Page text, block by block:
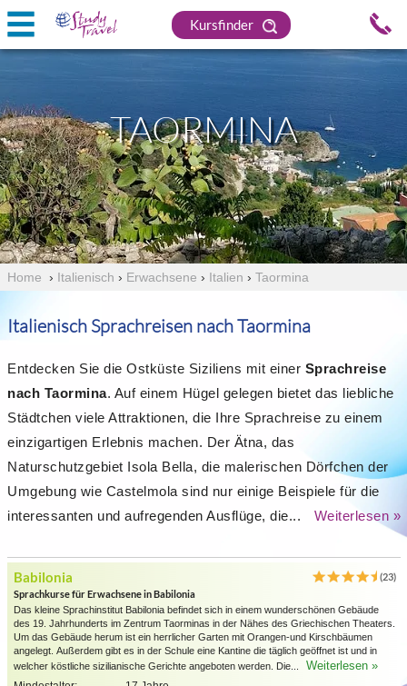
Kursfinder
TAORMINA
Home › Italienisch › Erwachsene › Italien › Taormina
Italienisch Sprachreisen nach Taormina
Entdecken Sie die Ostküste Siziliens mit einer Sprachreise
nach Taormina. Auf einem Hügel gelegen bietet das liebliche
Städtchen viele Attraktionen, die Ihre Sprachreise zu einem
einzigartigen Erlebnis machen. Der Ätna, das
Naturschutzgebiet Isola Bella, die malerischen Dörfchen der
Umgebung wie Castelmola sind nur einige Beispiele für die
interessanten und aufregenden Ausflüge, die...
Weiterlesen »
Babilonia
(23)
Sprachkurse für Erwachsene in Babilonia
Das kleine Sprachinstitut Babilonia befindet sich in einem wunderschönen Gebäude
des 19. Jahrhunderts im Zentrum Taorminas in der Nähes des Griechischen Theaters.
Um das Gebäude herum ist ein herrlicher Garten mit Orangen-und Kirschbäumen
angelegt. Außerdem gibt es in der Schule eine Kantine die täglich geöffnet ist und in
welcher köstliche sizilianische Gerichte angeboten werden. Die...
Weiterlesen »